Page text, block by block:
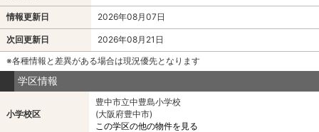
情報更新日 2026年08月07日
次回更新日
2026年08月21日
※各種情報と差異がある場合は現況優先となります
学区情報
小学校区
豊中市立中豊島小学校
(大阪府豊中市)
この学区の他の物件を見る